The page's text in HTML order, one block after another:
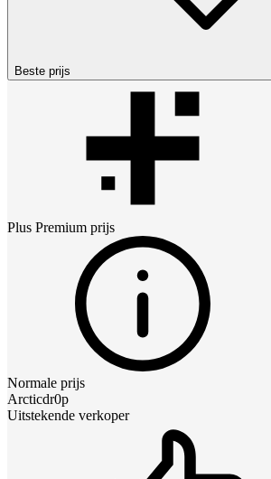
Beste prijs
Plus Premium prijs
Normale prijs
Arcticdr0p
Uitstekende verkoper